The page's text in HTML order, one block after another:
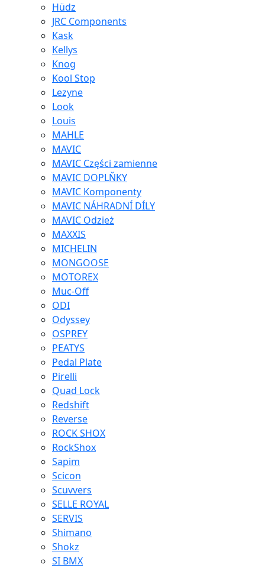
Hüdz
JRC Components
Kask
Kellys
Knog
Kool Stop
Lezyne
Look
Louis
MAHLE
MAVIC
MAVIC Części zamienne
MAVIC DOPLŇKY
MAVIC Komponenty
MAVIC NÁHRADNÍ DÍLY
MAVIC Odzież
MAXXIS
MICHELIN
MONGOOSE
MOTOREX
Muc-Off
ODI
Odyssey
OSPREY
PEATYS
Pedal Plate
Pirelli
Quad Lock
Redshift
Reverse
ROCK SHOX
RockShox
Sapim
Scicon
Scuvvers
SELLE ROYAL
SERVIS
Shimano
Shokz
SI BMX